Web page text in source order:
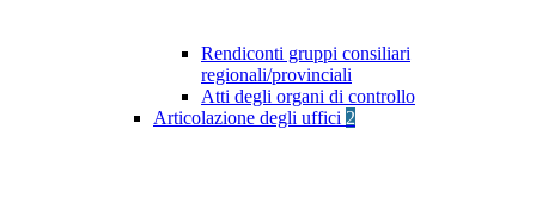
Rendiconti gruppi consiliari
regionali/provinciali
Atti degli organi di controllo
Articolazione degli uffici 2